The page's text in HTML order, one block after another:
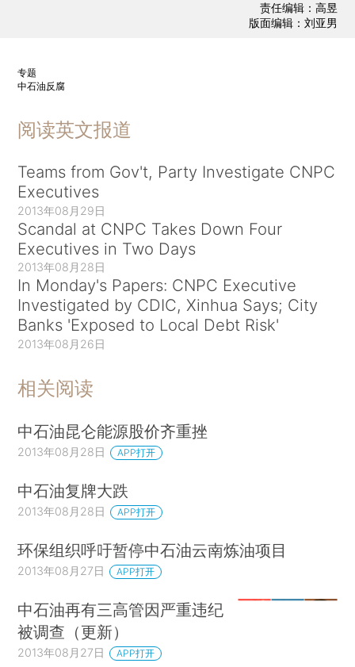
责任编辑：高昱
版面编辑：刘亚男
专题
中石油反腐
阅读英文报道
Teams from Gov't, Party Investigate CNPC
Executives
2013年08月29日
Scandal at CNPC Takes Down Four
Executives in Two Days
2013年08月28日
In Monday's Papers: CNPC Executive
Investigated by CDIC, Xinhua Says; City
Banks 'Exposed to Local Debt Risk'
2013年08月26日
相关阅读
中石油昆仑能源股价齐重挫
2013年08月28日 APP打开
中石油复牌大跌
2013年08月28日 APP打开
环保组织呼吁暂停中石油云南炼油项目
2013年08月27日 APP打开
中石油再有三高管因严重违纪
被调查（更新）
2013年08月27日 APP打开